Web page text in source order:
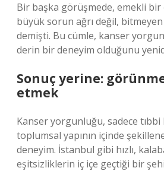
Bir başka görüşmede, emekli bir
büyük sorun ağrı değil,
demişti. Bu cümle, kanser
derin bir deneyim olduğunu
Sonuç yerine:
etmek
Kanser yorgunluğu, sadece
toplumsal yapının içinde
deneyim. İstanbul gibi hızlı,
eşitsizliklerin iç içe geçtiği bir